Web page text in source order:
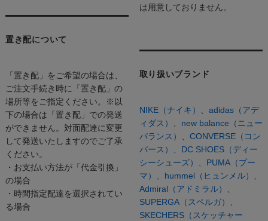
置き配について
「置き配」をご希望の場合は、
ご注文手続き時に「置き配」の
場所等をご指定ください。※以
下の場合は「置き配」での発送
ができません。対面配達に変更
して発送いたしますのでご了承
ください。
・お支払い方法が「代金引換」
の場合
・時間指定配達を選択されてい
る場合
は用意しておりません。
取り扱いブランド
NIKE（ナイキ）
adidas（アデ
ィダス）
new balance（ニュー
バランス）
CONVERSE（コン
バース）、 DC SHOES（ディー
シーシューズ）、 PUMA（プー
マ）、 hummel（ヒュンメル）、
Admiral（アドミラル）
SUPERGA（スペルガ）
SKECHERS（スケッチャー